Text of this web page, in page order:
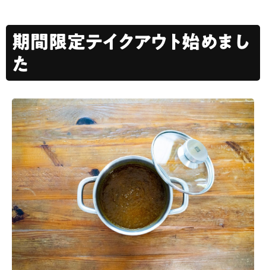
期間限定テイクアウト始めまし
た